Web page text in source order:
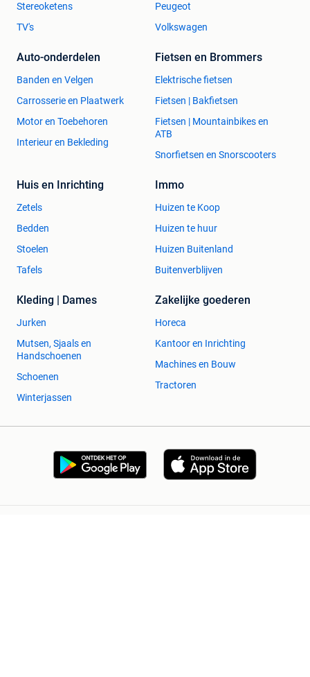
Stereoketens
TV's
Peugeot
Volkswagen
Auto-onderdelen
Banden en Velgen
Carrosserie en Plaatwerk
Motor en Toebehoren
Interieur en Bekleding
Fietsen en Brommers
Elektrische fietsen
Fietsen | Bakfietsen
Fietsen | Mountainbikes en
ATB
Snorfietsen en Snorscooters
Huis en Inrichting
Zetels
Bedden
Stoelen
Tafels
Immo
Huizen te Koop
Huizen te huur
Huizen Buitenland
Buitenverblijven
Kleding | Dames
Jurken
Mutsen, Sjaals en
Handschoenen
Schoenen
Winterjassen
Zakelijke goederen
Horeca
Kantoor en Inrichting
Machines en Bouw
Tractoren